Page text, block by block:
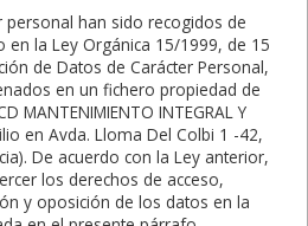
personal han sido recogidos de
en la Ley Orgánica 15/1999, de 15
de Datos de Carácter Personal,
en un fichero propiedad de
MANTENIMIENTO INTEGRAL Y
en Avda. Lloma Del Colbi 1 -42,
De acuerdo con la Ley anterior,
los derechos de acceso,
y oposición de los datos en la